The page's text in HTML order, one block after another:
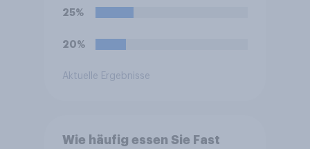
25%
20%
Aktuelle Ergebnisse
Wie häufig essen Sie Fast